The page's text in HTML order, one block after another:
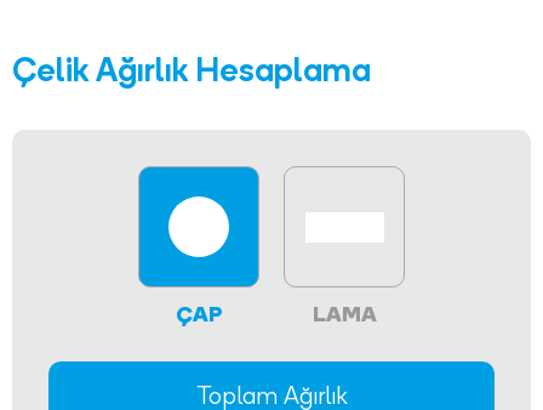
Çelik Ağırlık Hesaplama
ÇAP LAMA
Toplam Ağırlık